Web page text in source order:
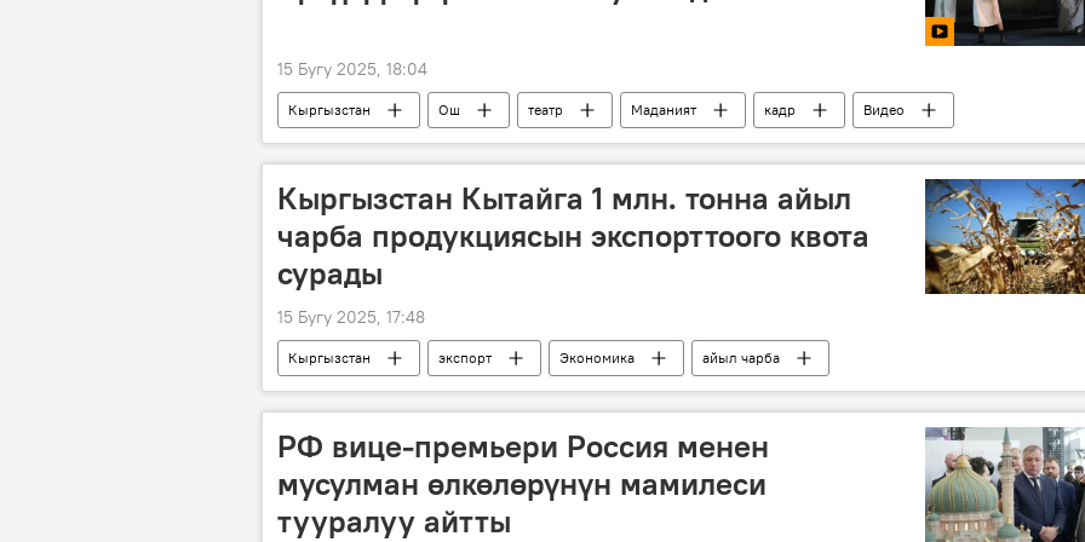
15 Бугу 2025, 18:04
Кыргызстан Ош театр Маданият кадр Видео
Кыргызстан Кытайга 1 млн. тонна айыл
чарба продукциясын экспорттоого квота
сурады
15 Бугу 2025, 17:48
Кыргызстан экспорт Экономика айыл чарба
РФ вице-премьери Россия менен
мусулман өлкөлөрүнүн мамилеси
тууралуу айтты